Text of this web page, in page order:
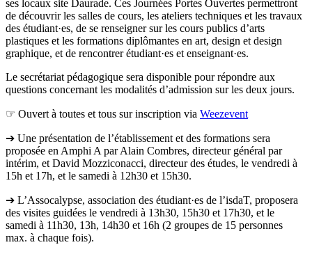
ses locaux site Daurade. Ces Journées Portes Ouvertes permettront
de découvrir les salles de cours, les ateliers techniques et les travaux
des étudiant·es, de se renseigner sur les cours publics d’arts
plastiques et les formations diplômantes en art, design et design
graphique, et de rencontrer étudiant·es et enseignant·es.
Le secrétariat pédagogique sera disponible pour répondre aux
questions concernant les modalités d’admission sur les deux jours.
☞ Ouvert à toutes et tous sur inscription via Weezevent
➔ Une présentation de l’établissement et des formations sera
proposée en Amphi A par Alain Combres, directeur général par
intérim, et David Mozziconacci, directeur des études, le vendredi à
15h et 17h, et le samedi à 12h30 et 15h30.
➔ L’Assocalypse, association des étudiant·es de l’isdaT, proposera
des visites guidées le vendredi à 13h30, 15h30 et 17h30, et le
samedi à 11h30, 13h, 14h30 et 16h (2 groupes de 15 personnes
max. à chaque fois).